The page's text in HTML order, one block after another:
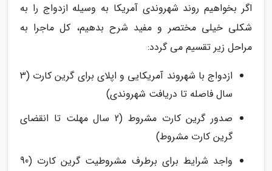
اگر بخواهیم روند شهروندی آمریکا به وسیله ازدواج را به
شکلی خیلی مختصر و مفید شرح بدهیم، کل ماجرا به
مراحل زیر تقسیم می گردد:
ازدواج با شهروند آمریکایی و اپلای برای گرین کارت (3
سال فاصله تا دریافت شهروندی)
صدور گرین کارت مشروط (2 سال مهلت تا انقضای
گرین کارت مشروط)
واجد شرایط برای برطرف مشروطیت گرین کارت (90